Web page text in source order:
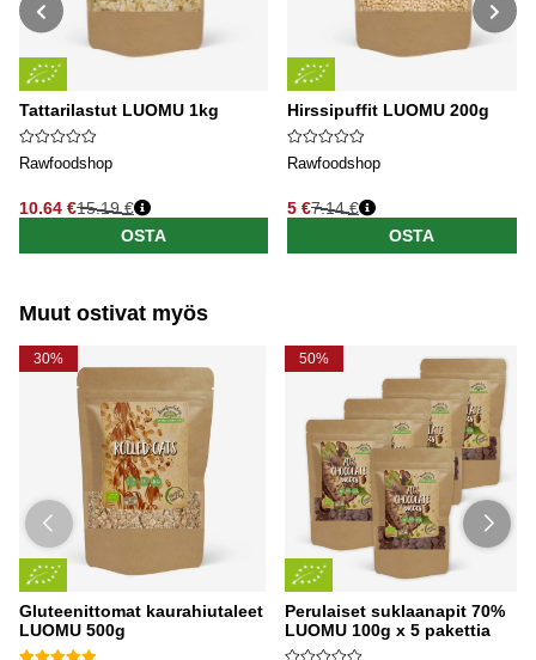
Tattarilastut LUOMU 1kg
Rawfoodshop
10.64 €
Normaali hinta
15.19 €
OSTA
Hirssipuffit LUOMU 200g
Rawfoodshop
5 €
Normaali hinta
7.14 €
OSTA
Muut ostivat myös
30%
Gluteenittomat kaurahiutaleet
LUOMU 500g
50%
Perulaiset suklaanapit 70%
LUOMU 100g x 5 pakettia